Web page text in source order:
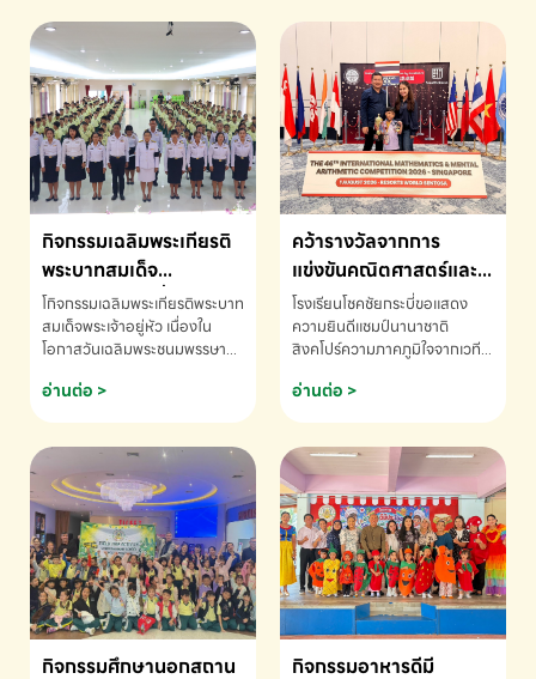
กิจกรรมเฉลิมพระเกียรติ
พระบาทสมเด็จ
พระเจ้าอยู่หัว เนื่องใน
โอกาสวันเฉลิม
พระชนมพรรษา
โกิจกรรมเฉลิมพระเกียรติพระบาท
สมเด็จพระเจ้าอยู่หัว เนื่องใน
โอกาสวันเฉลิมพระชนมพรรษา
ข้อมูลเพิ่มเติม โทร. 075-691910
อ่านต่อ >
คว้ารางวัลจากการ
แข่งขันคณิตศาสตร์และ
คณิตคิดเร็วนานาชาติ
ครั้งที่ 46 ประจำปี 2569
ณ ประเทศสิงคโปร์
โรงเรียนโชคชัยกระบี่ขอแสดง
ความยินดีแชมป์นานาชาติ
สิงคโปร์ความภาคภูมิใจจากเวที
ด.ช.พัทธนันท์ พรหมพันธ์ ชั้น
อนุบาล EP K3 โรงเรียนโชคชัย
แข่งขันคณิตศาสตร์และคณิตคิด
เร็วนานาชาติ ครั้งที่ 46 ประจำปี
2569 ณ ประเทศสิงคโปร์
INTERNATIONAL
MATHEMATICS AND
MENTAL ARITHMETIC
COMPETITION 2026 - ถ้วย
รางวัลรองชนะเลิศอันดับที่ 2
Mental Arithmetic
Competition K2 - ถ้วยรางวัล
อ่านต่อ >
กิจกรรมศึกษานอกสถาน
กิจกรรมอาหารดีมี